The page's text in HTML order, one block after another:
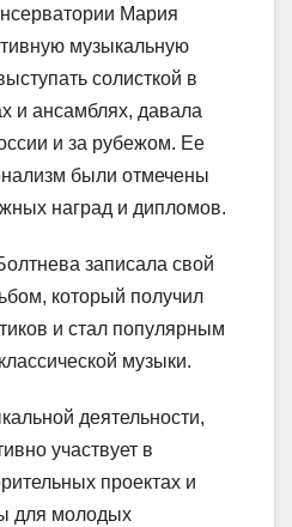
Мария
музыкальную
солисткой в
и ансамблях, давала
и за рубежом. Ее
были отмечены
наград и дипломов.
записала свой
который получил
и стал популярным
музыки.
деятельности,
участвует в
проектах и
для молодых